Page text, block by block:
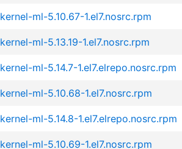
kernel-ml-5.10.67-1.el7.nosrc.rpm
kernel-ml-5.13.19-1.el7.nosrc.rpm
kernel-ml-5.14.7-1.el7.elrepo.nosrc.rpm
kernel-ml-5.10.68-1.el7.nosrc.rpm
kernel-ml-5.14.8-1.el7.elrepo.nosrc.rpm
kernel-ml-5.10.69-1.el7.nosrc.rpm